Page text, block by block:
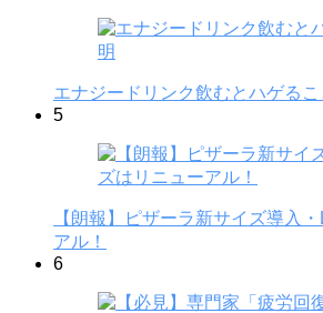
エナジードリンク飲むとハゲるこ
5
【朗報】ピザーラ新サイズ導入
アル！
6